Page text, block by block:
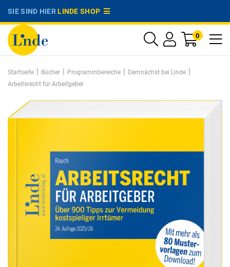
SIE SIND HIERLINDE SHOP
0
Startseite | Bücher | Programmbereiche | Demnächst bei Linde |
Arbeitsrecht für Arbeitgeber